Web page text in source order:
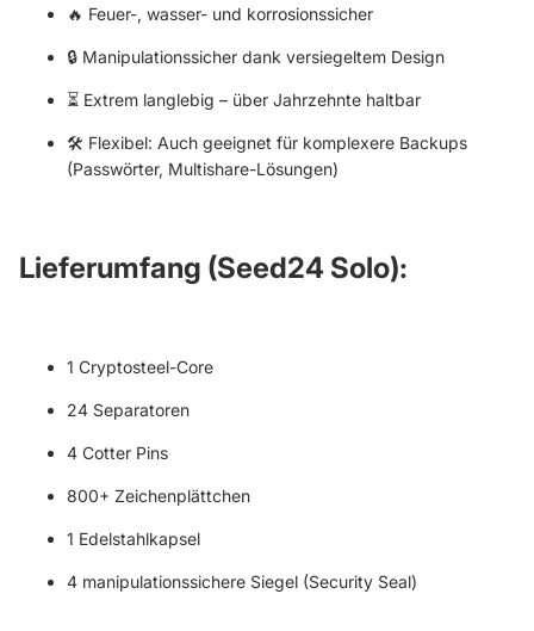
🔥 Feuer-, wasser- und korrosionssicher
🔒 Manipulationssicher dank versiegeltem Design
⏳ Extrem langlebig – über Jahrzehnte haltbar
🛠 Flexibel: Auch geeignet für komplexere Backups
(Passwörter, Multishare-Lösungen)
Lieferumfang (Seed24 Solo):
1 Cryptosteel-Core
24 Separatoren
4 Cotter Pins
800+ Zeichenplättchen
1 Edelstahlkapsel
4 manipulationssichere Siegel (Security Seal)